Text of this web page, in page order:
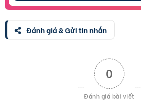
Đánh giá & Gửi tin nhắn
0
Đánh giá bài viết